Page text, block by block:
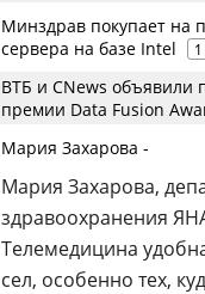
Минздрав покупает на
сервера на базе Intel
1
ВТБ и CNews объявили
премии Data Fusion
Мария Захарова -
Мария Захарова,
здравоохранения
Телемедицина
сел, особенно тех,